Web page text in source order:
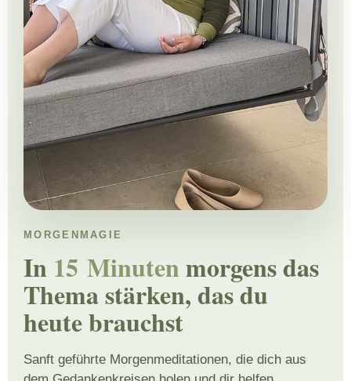
MORGENMAGIE
In 15 Minutenmorgens das
Thema stärken, das du
heute brauchst
Sanft geführte Morgenmeditationen, die dich aus